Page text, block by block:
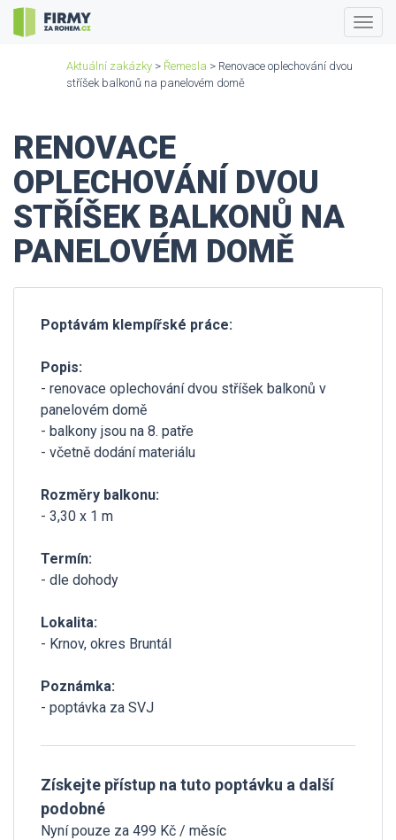
Aktuální zakázky > Řemesla > Renovace oplechování dvou
stříšek balkonů na panelovém domě
RENOVACE
OPLECHOVÁNÍ DVOU
STŘÍŠEK BALKONŮ NA
PANELOVÉM DOMĚ
Poptávám klempířské práce:
Popis:
- renovace oplechování dvou stříšek balkonů v
panelovém domě
- balkony jsou na 8. patře
- včetně dodání materiálu
Rozměry balkonu:
- 3,30 x 1 m
Termín:
- dle dohody
Lokalita:
- Krnov, okres Bruntál
Poznámka:
- poptávka za SVJ
Získejte přístup na tuto poptávku a další
podobné
Nyní pouze za 499 Kč / měsíc